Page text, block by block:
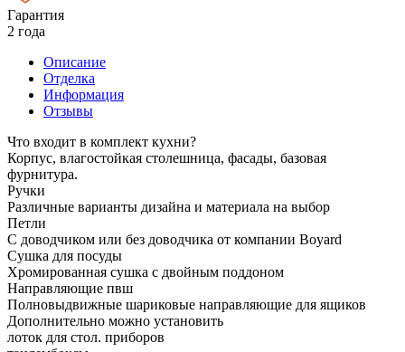
Гарантия
2 года
Описание
Отделка
Информация
Отзывы
Что входит в комплект кухни?
Корпус, влагостойкая столешница, фасады, базовая
фурнитура.
Ручки
Различные варианты дизайна и материала на выбор
Петли
С доводчиком или без доводчика от компании Boyard
Сушка для посуды
Хромированная сушка с двойным поддоном
Направляющие пвш
Полновыдвижные шариковые направляющие для ящиков
Дополнительно можно установить
лоток для стол. приборов